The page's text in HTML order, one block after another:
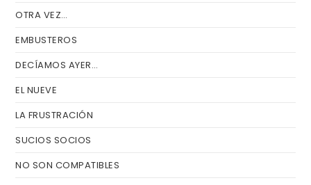
OTRA VEZ…
EMBUSTEROS
DECÍAMOS AYER…
EL NUEVE
LA FRUSTRACIÓN
SUCIOS SOCIOS
NO SON COMPATIBLES